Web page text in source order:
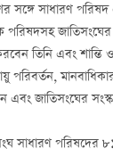
সঙ্গে সাধারণ
জাতিসংঘের
তিনি এবং শান্তি
এবং জাতিসংঘের
সাধারণ পরিষদের